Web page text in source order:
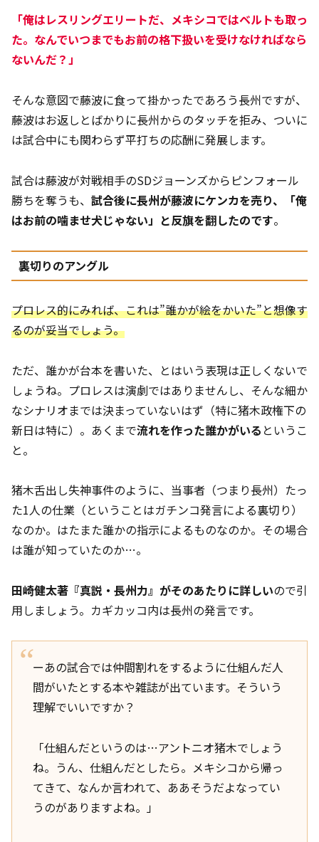
「俺はレスリングエリートだ、メキシコではベルトも取っ
た。なんでいつまでもお前の格下扱いを受けなければなら
ないんだ？」
そんな意図で藤波に食って掛かったであろう長州ですが、
藤波はお返しとばかりに長州からのタッチを拒み、ついに
は試合中にも関わらず平打ちの応酬に発展します。
試合は藤波が対戦相手のSDジョーンズからピンフォール
勝ちを奪うも、 試合後に長州が藤波にケンカを売り、「俺
はお前の噛ませ犬じゃない」と反旗を翻したのです。
裏切りのアングル
プロレス的にみれば、これは”誰かが絵をかいた”と想像す
るのが妥当でしょう。
ただ、誰かが台本を書いた、とはいう表現は正しくないで
しょうね。プロレスは演劇ではありませんし、そんな細か
なシナリオまでは決まっていないはず（特に猪木政権下の
新日は特に）。あくまで流れを作った誰かがいる というこ
と。
猪木舌出し失神事件のように、当事者（つまり長州）たっ
た1人の仕業（ということはガチンコ発言による裏切り）
なのか。はたまた誰かの指示によるものなのか。その場合
は誰が知っていたのか…。
田崎健太著『真説・長州力』がそのあたりに詳しいので引
用しましょう。カギカッコ内は長州の発言です。
ーあの試合では仲間割れをするように仕組んだ人
間がいたとする本や雑誌が出ています。そういう
理解でいいですか？
「仕組んだというのは…アントニオ猪木でしょう
ね。うん、仕組んだとしたら。メキシコから帰っ
てきて、なんか言われて、ああそうだよなってい
うのがありますよね。」